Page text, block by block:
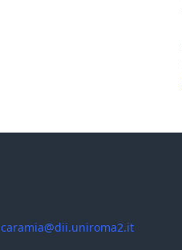
caramia@dii.uniroma2.it